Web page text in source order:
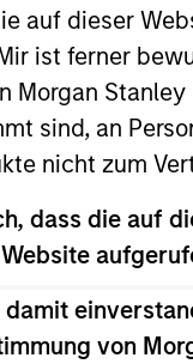
auf dieser
ist ferner
Morgan
sind, an
nicht zum
dass die auf
von
Wachstum und
notiert sind, aus
Marokko,
Bottom-
erreicht.